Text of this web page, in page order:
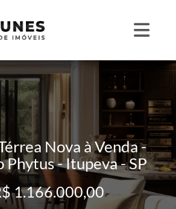
Nova à Venda -
- Itupeva - SP
1.166.000,00